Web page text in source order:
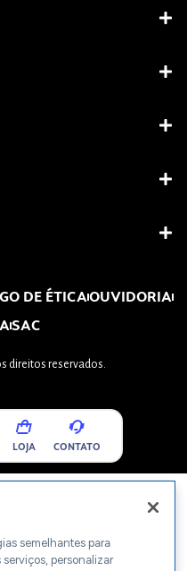
DE ÉTICAOUVIDORIA
SAC
direitos reservados.
LOJA CONTATO
semelhantes para
personalizar